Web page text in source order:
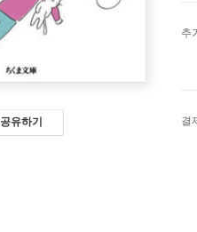
공유하기
추
결